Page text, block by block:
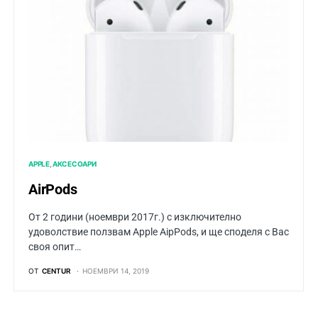
APPLE АКСЕСОАРИ
AirPods
От 2 години (ноември 2017г.) с изключително
удоволствие ползвам Apple AiрPods, и ще споделя с Вас
своя опит…
ОТ CENTUR НОЕМВРИ 14, 2019